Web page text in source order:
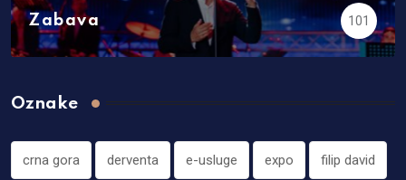
Zabava 101
Oznake
crna gora derventa e-usluge expo filip david